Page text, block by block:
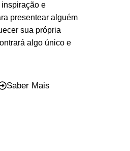
e
presentear alguém
sua própria
algo único e
Saber Mais